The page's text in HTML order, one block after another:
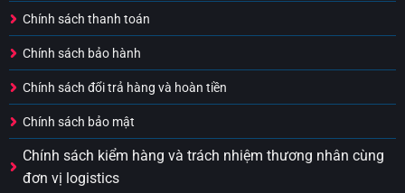
Chính sách thanh toán
Chính sách bảo hành
Chính sách đổi trả hàng và hoàn tiền
Chính sách bảo mật
Chính sách kiểm hàng và trách nhiệm thương nhân cùng
đơn vị logistics